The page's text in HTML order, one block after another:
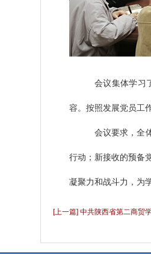
会议集体学习
容。按照发展党员工
会议要求，全
行动；新接收的预备
凝聚力和战斗力，为
[上一篇] 中共陕西省第二商贸